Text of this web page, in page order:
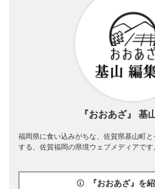
『おおあざ』 基
福岡県に食い込みがちな、佐賀県基山町
する、佐賀福岡の県境ウェブメディアです
『おおあざ』を